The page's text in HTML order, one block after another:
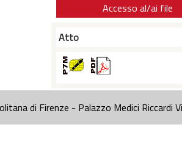
Accesso al/ai file
Atto
di Firenze - Palazzo Medici Riccardi